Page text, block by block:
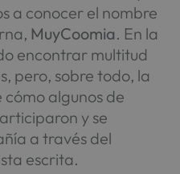
a conocer el nombre
MuyCoomia. En la
encontrar multitud
pero, sobre todo, la
algunos de
y se
a través del
escrita.